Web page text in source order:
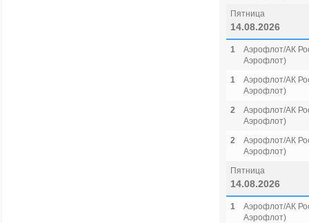
Пятница
14.08.2026
1
Аэрофлот/АК
Аэрофлот)
1
Аэрофлот/АК
Аэрофлот)
2
Аэрофлот/АК
Аэрофлот)
2
Аэрофлот/АК
Аэрофлот)
Пятница
14.08.2026
1
Аэрофлот/АК
Аэрофлот)